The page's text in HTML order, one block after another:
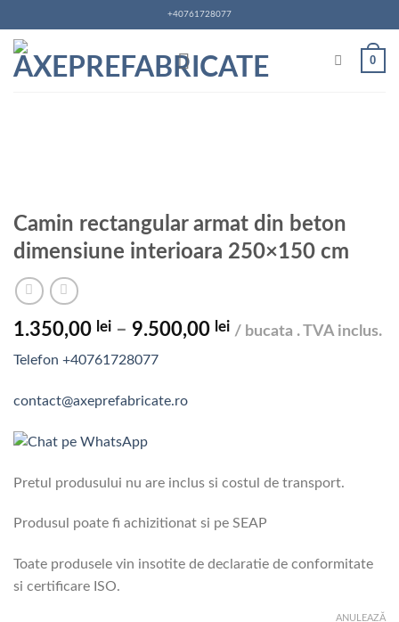
to
content
+40761728077
0
Camin rectangular armat din beton
dimensiune interioara 250×150 cm
1.350,00 lei – 9.500,00 leiInterval
/ bucata . TVA inclus.
Telefon +40761728077
contact@axeprefabricate.ro
Pretul produsului nu are inclus si costul de transport.
Produsul poate fi achizitionat si pe SEAP
Toate produsele vin insotite de declaratie de conformitate
si certificare ISO.
ANULEAZĂ